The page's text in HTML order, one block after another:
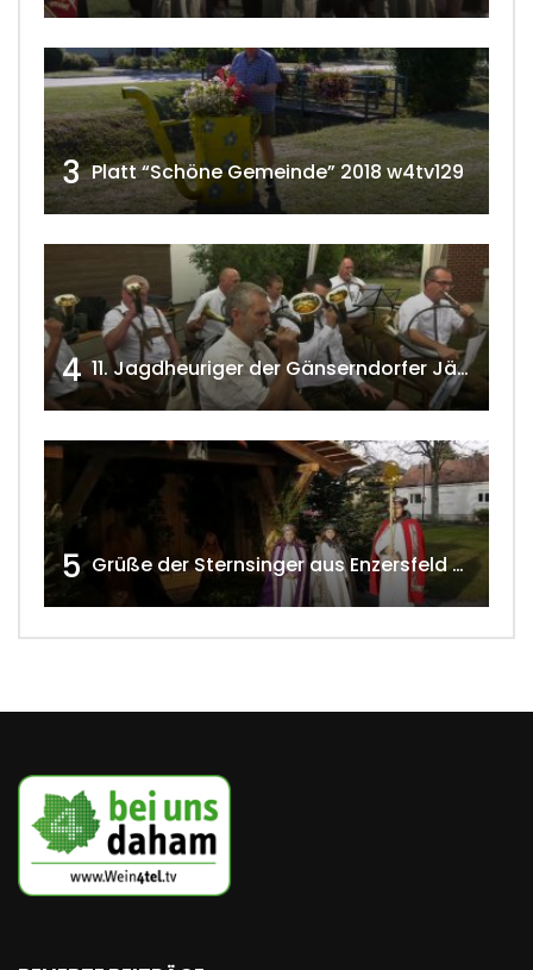
3 Platt “Schöne Gemeinde” 2018 w4tv129
4 11. Jagdheuriger der Gänserndorfer Jäger 2020 w4tv166
5 Grüße der Sternsinger aus Enzersfeld – Klein-Engersdorf 2021 w4tv169